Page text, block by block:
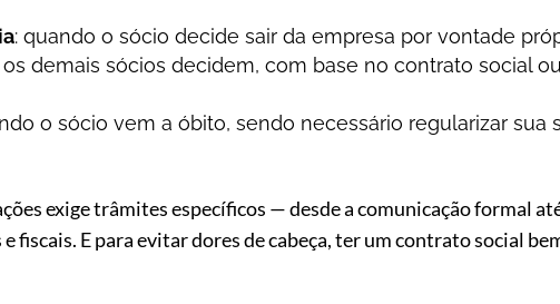
: quando o sócio decide sair da empresa por vontade
os demais sócios decidem, com base no contrato social
o sócio vem a óbito, sendo necessário regularizar sua
exige trâmites específicos — desde a comunicação formal
fiscais. E para evitar dores de cabeça, ter um contrato social